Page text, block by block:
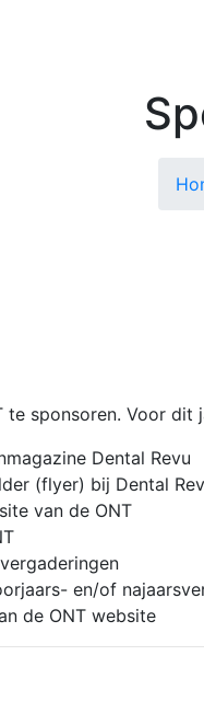
sponsoren. Voor
Dental Revu
(flyer) bij Dental
van de ONT
en/of
de ONT website